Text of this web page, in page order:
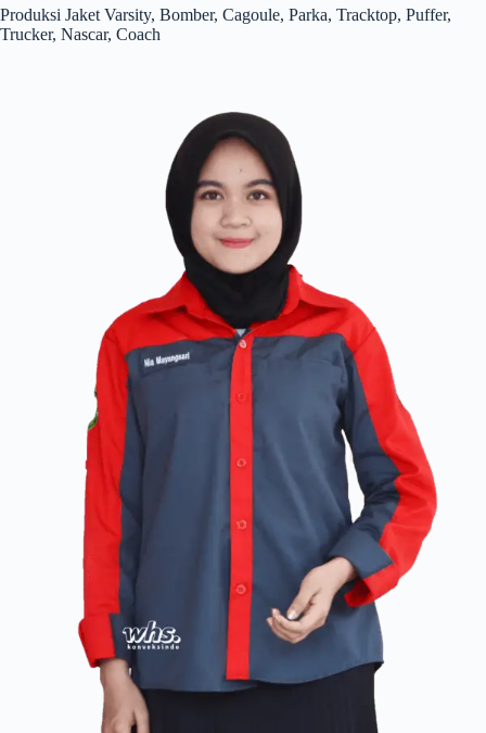
Produksi Jaket Varsity, Bomber, Cagoule, Parka, Tracktop, Puffer,
Trucker, Nascar, Coach